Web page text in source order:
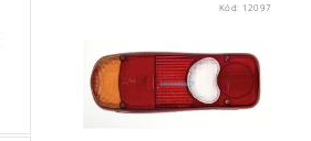
Kód: 12097